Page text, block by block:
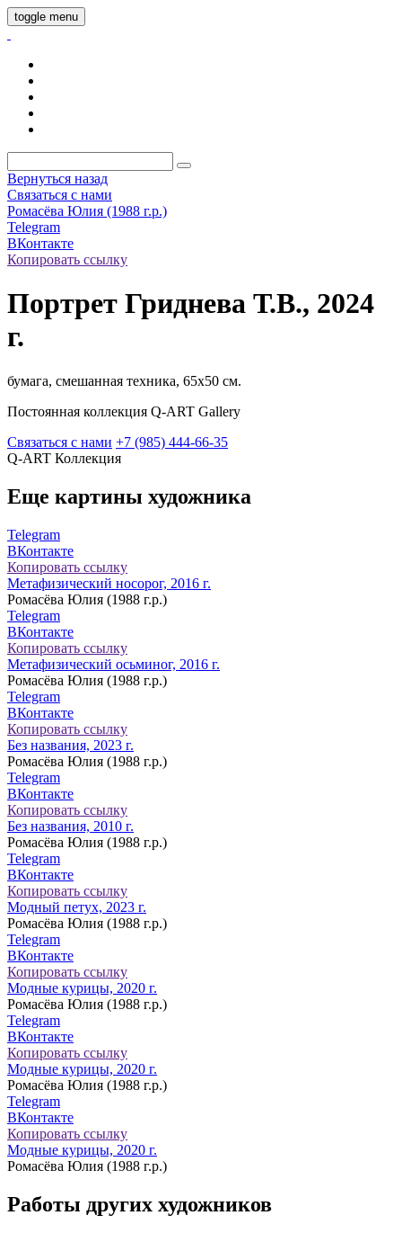
toggle menu
Вернуться назад
Связаться с нами
Ромасёва Юлия (1988 г.р.)
Telegram
ВКонтакте
Копировать ссылку
Портрет Гриднева Т.В., 2024
г.
бумага, смешанная техника, 65х50 см.
Постоянная коллекция Q-ART Gallery
Связаться с нами +7 (985) 444-66-35
Q-ART Коллекция
Еще картины художника
Telegram
ВКонтакте
Копировать ссылку
Метафизический носорог, 2016 г.
Ромасёва Юлия (1988 г.р.)
Telegram
ВКонтакте
Копировать ссылку
Метафизический осьминог, 2016 г.
Ромасёва Юлия (1988 г.р.)
Telegram
ВКонтакте
Копировать ссылку
Без названия, 2023 г.
Ромасёва Юлия (1988 г.р.)
Telegram
ВКонтакте
Копировать ссылку
Без названия, 2010 г.
Ромасёва Юлия (1988 г.р.)
Telegram
ВКонтакте
Копировать ссылку
Модный петух, 2023 г.
Ромасёва Юлия (1988 г.р.)
Telegram
ВКонтакте
Копировать ссылку
Модные курицы, 2020 г.
Ромасёва Юлия (1988 г.р.)
Telegram
ВКонтакте
Копировать ссылку
Модные курицы, 2020 г.
Ромасёва Юлия (1988 г.р.)
Telegram
ВКонтакте
Копировать ссылку
Модные курицы, 2020 г.
Ромасёва Юлия (1988 г.р.)
Работы других художников